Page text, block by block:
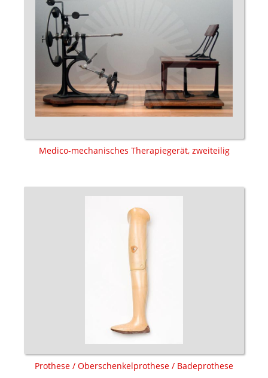
Medico-mechanisches Therapiegerät, zweiteilig
Prothese / Oberschenkelprothese / Badeprothese